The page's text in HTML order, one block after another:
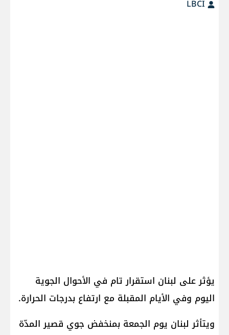
يؤثر على لبنان استقرار تام في الأحوال الجوية
اليوم وفي الأيام المقبلة مع ارتفاع بدرجات الحرارة.
ويتأثر لبنان يوم الجمعة بمنخفض جوي قصير المدّة